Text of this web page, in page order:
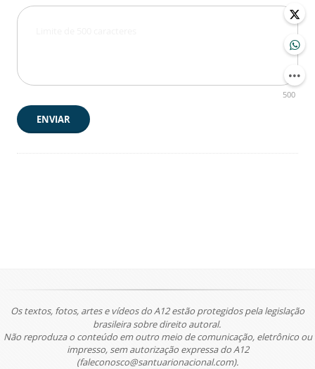
500
ENVIAR
Os textos, fotos, artes e vídeos do A12 estão protegidos pela legislação
brasileira sobre direito autoral.
Não reproduza o conteúdo em outro meio de comunicação, eletrônico ou
impresso, sem autorização expressa do A12
(faleconosco@santuarionacional.com).